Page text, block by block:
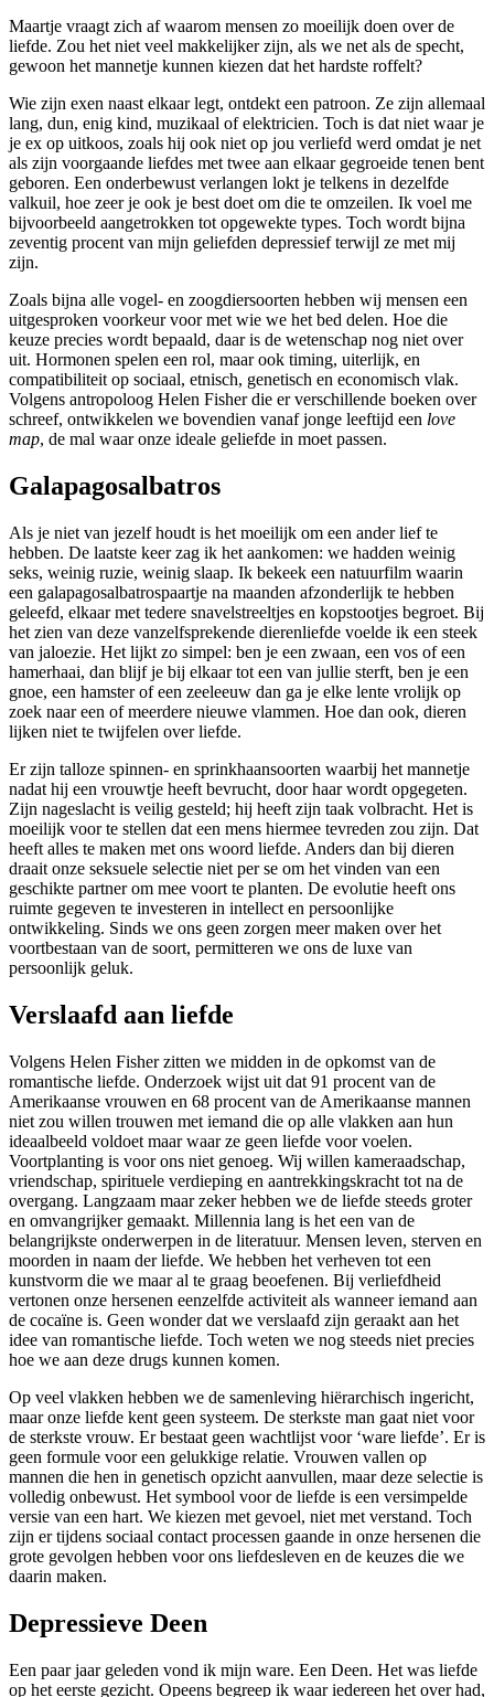
Maartje vraagt zich af waarom mensen zo moeilijk doen over de
liefde. Zou het niet veel makkelijker zijn, als we net als de specht,
gewoon het mannetje kunnen kiezen dat het hardste roffelt?
Wie zijn exen naast elkaar legt, ontdekt een patroon. Ze zijn allemaal
lang, dun, enig kind, muzikaal of elektricien. Toch is dat niet waar je
je ex op uitkoos, zoals hij ook niet op jou verliefd werd omdat je net
als zijn voorgaande liefdes met twee aan elkaar gegroeide tenen bent
geboren. Een onderbewust verlangen lokt je telkens in dezelfde
valkuil, hoe zeer je ook je best doet om die te omzeilen. Ik voel me
bijvoorbeeld aangetrokken tot opgewekte types. Toch wordt bijna
zeventig procent van mijn geliefden depressief terwijl ze met mij
zijn.
Zoals bijna alle vogel- en zoogdiersoorten hebben wij mensen een
uitgesproken voorkeur voor met wie we het bed delen. Hoe die
keuze precies wordt bepaald, daar is de wetenschap nog niet over
uit. Hormonen spelen een rol, maar ook timing, uiterlijk, en
compatibiliteit op sociaal, etnisch, genetisch en economisch vlak.
Volgens antropoloog Helen Fisher die er verschillende boeken over
schreef, ontwikkelen we bovendien vanaf jonge leeftijd een love
map, de mal waar onze ideale geliefde in moet passen.
Galapagosalbatros
Als je niet van jezelf houdt is het moeilijk om een ander lief te
hebben. De laatste keer zag ik het aankomen: we hadden weinig
seks, weinig ruzie, weinig slaap. Ik bekeek een natuurfilm waarin
een galapagosalbatrospaartje na maanden afzonderlijk te hebben
geleefd, elkaar met tedere snavelstreeltjes en kopstootjes begroet. Bij
het zien van deze vanzelfsprekende dierenliefde voelde ik een steek
van jaloezie. Het lijkt zo simpel: ben je een zwaan, een vos of een
hamerhaai, dan blijf je bij elkaar tot een van jullie sterft, ben je een
gnoe, een hamster of een zeeleeuw dan ga je elke lente vrolijk op
zoek naar een of meerdere nieuwe vlammen. Hoe dan ook, dieren
lijken niet te twijfelen over liefde.
Er zijn talloze spinnen- en sprinkhaansoorten waarbij het mannetje
nadat hij een vrouwtje heeft bevrucht, door haar wordt opgegeten.
Zijn nageslacht is veilig gesteld; hij heeft zijn taak volbracht. Het is
moeilijk voor te stellen dat een mens hiermee tevreden zou zijn. Dat
heeft alles te maken met ons woord liefde. Anders dan bij dieren
draait onze seksuele selectie niet per se om het vinden van een
geschikte partner om mee voort te planten. De evolutie heeft ons
ruimte gegeven te investeren in intellect en persoonlijke
ontwikkeling. Sinds we ons geen zorgen meer maken over het
voortbestaan van de soort, permitteren we ons de luxe van
persoonlijk geluk.
Verslaafd aan liefde
Volgens Helen Fisher zitten we midden in de opkomst van de
romantische liefde. Onderzoek wijst uit dat 91 procent van de
Amerikaanse vrouwen en 68 procent van de Amerikaanse mannen
niet zou willen trouwen met iemand die op alle vlakken aan hun
ideaalbeeld voldoet maar waar ze geen liefde voor voelen.
Voortplanting is voor ons niet genoeg. Wij willen kameraadschap,
vriendschap, spirituele verdieping en aantrekkingskracht tot na de
overgang. Langzaam maar zeker hebben we de liefde steeds groter
en omvangrijker gemaakt. Millennia lang is het een van de
belangrijkste onderwerpen in de literatuur. Mensen leven, sterven en
moorden in naam der liefde. We hebben het verheven tot een
kunstvorm die we maar al te graag beoefenen. Bij verliefdheid
vertonen onze hersenen eenzelfde activiteit als wanneer iemand aan
de cocaïne is. Geen wonder dat we verslaafd zijn geraakt aan het
idee van romantische liefde. Toch weten we nog steeds niet precies
hoe we aan deze drugs kunnen komen.
Op veel vlakken hebben we de samenleving hiërarchisch ingericht,
maar onze liefde kent geen systeem. De sterkste man gaat niet voor
de sterkste vrouw. Er bestaat geen wachtlijst voor ‘ware liefde’. Er is
geen formule voor een gelukkige relatie. Vrouwen vallen op
mannen die hen in genetisch opzicht aanvullen, maar deze selectie is
volledig onbewust. Het symbool voor de liefde is een versimpelde
versie van een hart. We kiezen met gevoel, niet met verstand. Toch
zijn er tijdens sociaal contact processen gaande in onze hersenen die
grote gevolgen hebben voor ons liefdesleven en de keuzes die we
daarin maken.
Depressieve Deen
Een paar jaar geleden vond ik mijn ware. Een Deen. Het was liefde
op het eerste gezicht. Opeens begreep ik waar iedereen het over had,